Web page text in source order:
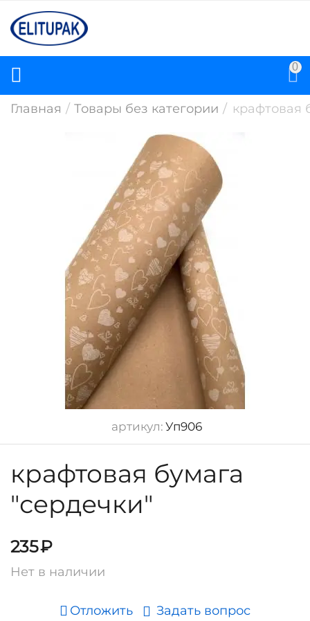
0
Главная / Товары без категории / крафтовая
артикул: Уп906
крафтовая бумага
"сердечки"
235₽
Нет в наличии
Отложить Задать вопрос